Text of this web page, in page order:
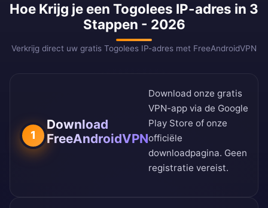
Hoe Krijg je een Togolees IP-adres in 3
Stappen - 2026
Verkrijg direct uw gratis Togolees IP-adres met FreeAndroidVPN
1
Download
FreeAndroidVPN
Download onze gratis
VPN-app via de Google
Play Store of onze
officiële
downloadpagina. Geen
registratie vereist.